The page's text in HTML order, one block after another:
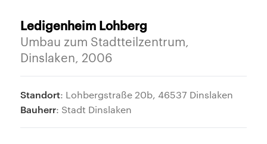
Ledigenheim Lohberg
Umbau zum Stadtteilzentrum,
Dinslaken, 2006
Standort: Lohbergstraße 20b, 46537 Dinslaken
Bauherr: Stadt Dinslaken